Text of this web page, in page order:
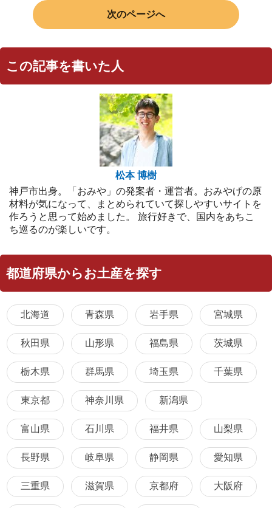
次のページへ
この記事を書いた人
松本 博樹
神戸市出身。「おみや」の発案者・運営者。おみやげの原
材料が気になって、まとめられていて探しやすいサイトを
作ろうと思って始めました。 旅行好きで、国内をあちこ
ち巡るのが楽しいです。
都道府県からお土産を探す
北海道 青森県 岩手県 宮城県
秋田県 山形県 福島県 茨城県
栃木県 群馬県 埼玉県 千葉県
東京都 神奈川県 新潟県
富山県 石川県 福井県 山梨県
長野県 岐阜県 静岡県 愛知県
三重県 滋賀県 京都府 大阪府